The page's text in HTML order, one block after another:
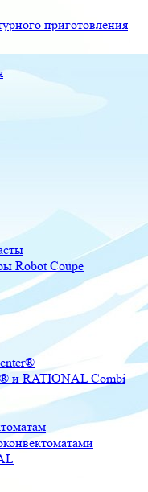
приготовления
Robot Coupe
и RATIONAL Combi